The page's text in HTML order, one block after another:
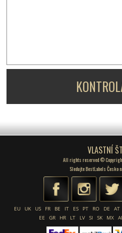
VLASTNÍ
All rights reserved ©
Sledujte BestLabels Česko
EU UK US FR BE IT ES PT RO DE AT
EE
GR HR LT LV SI SK MX